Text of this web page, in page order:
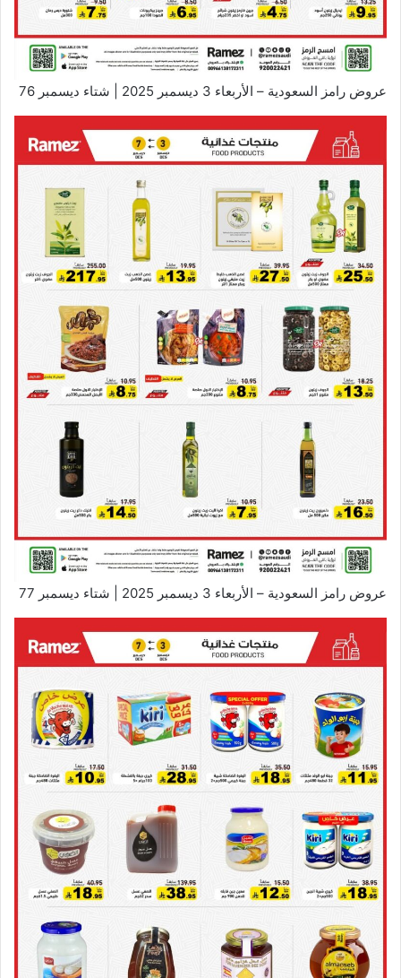
عروض رامز السعودية – الأربعاء 3 ديسمبر 2025 | شتاء ديسمبر 76
عروض رامز السعودية – الأربعاء 3 ديسمبر 2025 | شتاء ديسمبر 77